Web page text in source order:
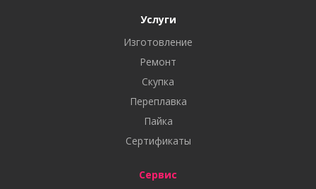
Услуги
Изготовление
Ремонт
Скупка
Переплавка
Пайка
Сертификаты
Сервис